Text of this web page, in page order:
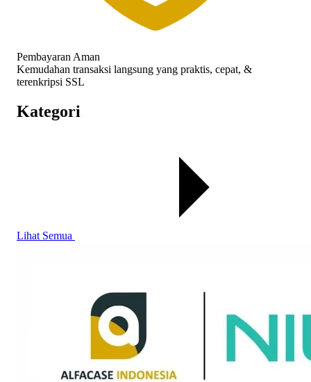
Pembayaran Aman
Kemudahan transaksi langsung yang praktis, cepat, &
terenkripsi SSL
Kategori
Lihat Semua